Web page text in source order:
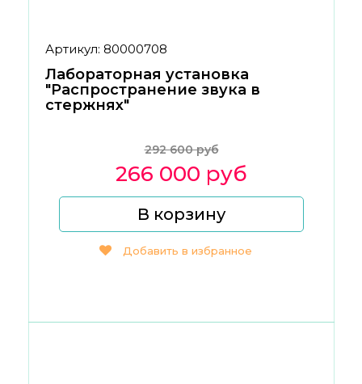
Артикул: 80000708
Лабораторная установка
"Распространение звука в
стержнях"
292 600 руб
266 000 руб
В корзину
Добавить в избранное